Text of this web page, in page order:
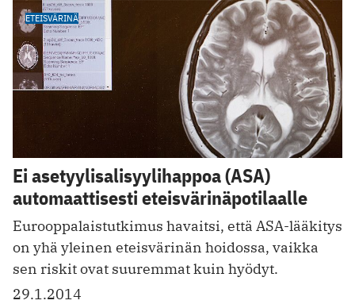
ETEISVÄRINÄ
Ei asetyylisalisyylihappoa (ASA)
automaattisesti eteisvärinäpotilaalle
Eurooppalaistutkimus havaitsi, että ASA-lääkitys
on yhä yleinen eteisvärinän hoidossa, vaikka
sen riskit ovat suuremmat kuin hyödyt.
29.1.2014